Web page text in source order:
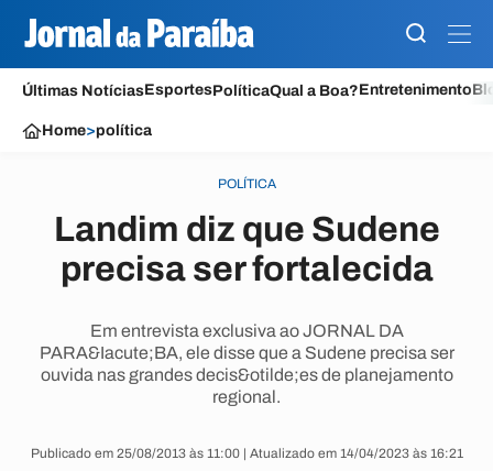
Últimas NotíciasEsportesPolíticaQual a Boa?Entretenimento
Home>política
POLÍTICA
Landim diz que Sudene
precisa ser fortalecida
Em entrevista exclusiva ao JORNAL DA
PARA&Iacute;BA, ele disse que a Sudene precisa ser
ouvida nas grandes decis&otilde;es de planejamento
regional.
Publicado em 25/08/2013 às 11:00 | Atualizado em 14/04/2023 às 16:21